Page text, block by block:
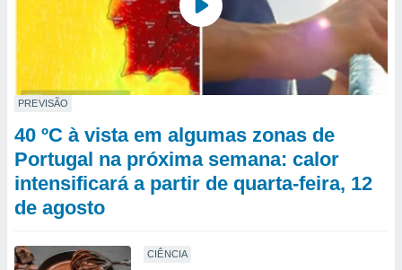
PREVISÃO
40 ºC à vista em algumas zonas de
Portugal na próxima semana: calor
intensificará a partir de quarta-feira, 12
de agosto
CIÊNCIA